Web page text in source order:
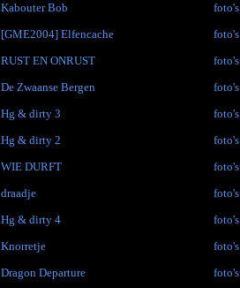
Kabouter Bob
foto's
[GME2004] Elfencache
foto's
RUST EN ONRUST
foto's
De Zwaanse Bergen
foto's
Hg & dirty 3
foto's
Hg & dirty 2
foto's
WIE DURFT
foto's
draadje
foto's
Hg & dirty 4
foto's
Knorretje
foto's
Dragon Departure
foto's